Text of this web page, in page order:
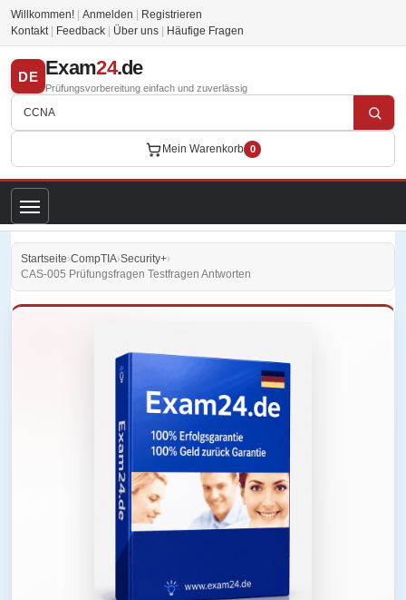
Willkommen! Anmelden
Registrieren
Kontakt
Feedback Über uns Häufige Fragen
DE Exam24.de
Prüfungsvorbereitung einfach und zuverlässig
Mein Warenkorb 0
Startseite›CompTIA›Security+›
CAS-005 Prüfungsfragen Testfragen Antworten